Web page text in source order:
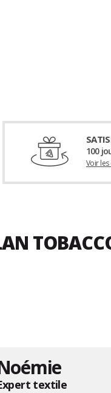
100
Voir
textile